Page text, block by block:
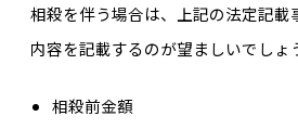
相殺を伴う場合は、上記の法定記載
内容を記載するのが望ましいでしょ
相殺前金額